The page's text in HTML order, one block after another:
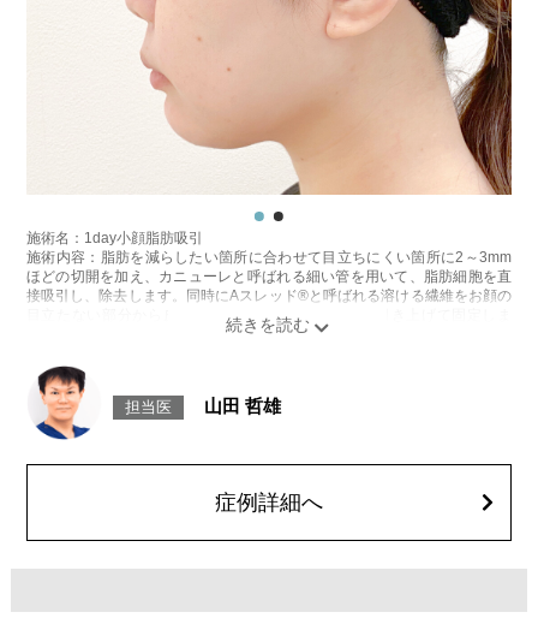
施術名：1day小顔脂肪吸引
施術内容：脂肪を減らしたい箇所に合わせて目立ちにくい箇所に2～3mm
ほどの切開を加え、カニューレと呼ばれる細い管を用いて、脂肪細胞を直
接吸引し、除去します。同時にAスレッド®と呼ばれる溶ける繊維をお顔の
目立たない部分から皮下へ挿入し、皮膚を内側から引き上げて固定しま
リスク、副作用：赤み、熱感、痛み、しびれ、むくみ、内出血、引き攣れ
感などが術後一時的に生じることがございます。また、稀に貧血、細菌感
染症、左右差、施術箇所の知覚鈍麻、ぼこつき、硬結、瘢痕化、色素沈
着、脂肪塞栓、皮膚のよれ、繊維の突出などを生じることがございます。
顔の脂肪吸引箇所の追加 1ヶ所ごと+162,800円(税込)
オプション：笑気麻酔 3,300円(税込)
施術内容：あごの形やバランスを整えるために、ヒアルロン酸を皮下に注
入する施術です。あご先にボリュームを加えることで、輪郭にメリハリを
担当医 山田 哲雄
症例詳細へ